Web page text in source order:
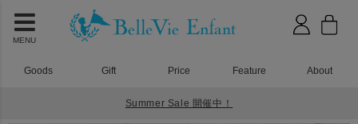
MENU
Goods Gift Price Feature About
Summer Sale 開催中！
Lumiere Cubes アクリル積み木 26ピース(日本製)